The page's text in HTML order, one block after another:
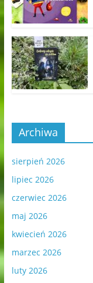
Archiwa
sierpień 2026
lipiec 2026
czerwiec 2026
maj 2026
kwiecień 2026
marzec 2026
luty 2026